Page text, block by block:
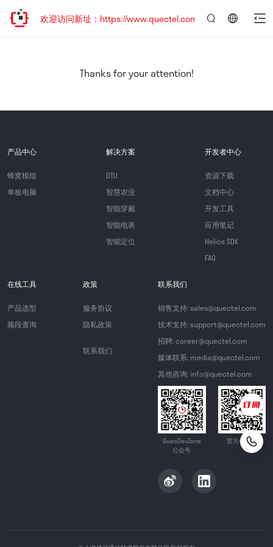
已迁移，欢迎访问新址：https://www.quectel.com.cn
Thanks for your attention!
产品中心
蜂窝模组
单板电脑
解决方案
DTU
智慧农业
智能穿戴
智能电表
智能定位
开发者中心
资源下载
文档中心
开发工具
应用笔记
Helios SDK
FAQ
在线工具
产品选型
频段查询
政策
服务协议
隐私政策
联系我们
联系我们
销售支持: sales@quectel.com
技术支持: support@quectel.com
招聘: career@quectel.com
媒体联系: media@quectel.com
其他咨询: info@quectel.com
QuecDevZone
公众号
官方公众号